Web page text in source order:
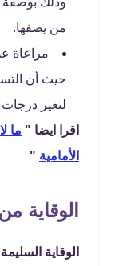
من يصفها.
مراعاة
حيث أن
لتغير درجات
اقرا ايضا " ما
الأمامية "
الوقاية
الوقاية